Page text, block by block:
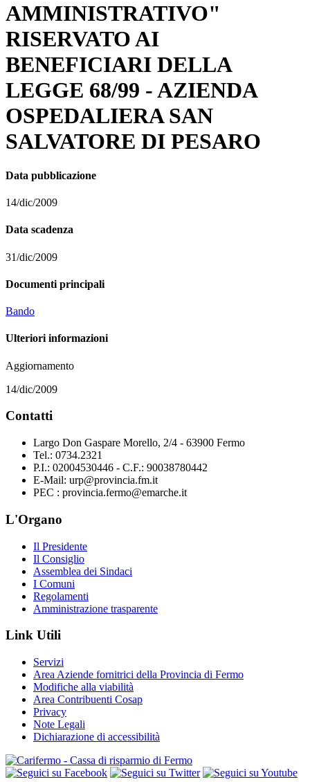
AMMINISTRATIVO"
RISERVATO AI
BENEFICIARI DELLA
LEGGE 68/99 - AZIENDA
OSPEDALIERA SAN
SALVATORE DI PESARO
Data pubblicazione
14/dic/2009
Data scadenza
31/dic/2009
Documenti principali
Bando
Ulteriori informazioni
Aggiornamento
14/dic/2009
Contatti
Largo Don Gaspare Morello, 2/4 - 63900 Fermo
Tel.: 0734.2321
P.I.: 02004530446 - C.F.: 90038780442
E-Mail: urp@provincia.fm.it
PEC : provincia.fermo@emarche.it
L'Organo
Il Presidente
Il Consiglio
Assemblea dei Sindaci
I Comuni
Regolamenti
Amministrazione trasparente
Link Utili
Servizi
Area Aziende fornitrici della Provincia di Fermo
Modifiche alla viabilità
Area Contribuenti Cosap
Privacy
Note Legali
Dichiarazione di accessibilità